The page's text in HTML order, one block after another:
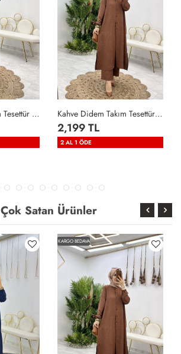
Siyah Didem Takım Tesettür Giyim Siyah Kahve Didem Takım Tesettür Giyim Kahverengi
2,199 TL
2 AL 1 ÖDE
Çok Satan Ürünler
KARGO BEDAVA